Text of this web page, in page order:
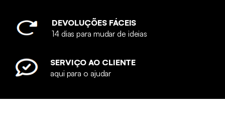
DEVOLUÇÕES FÁCEIS
14 dias para mudar de ideias
SERVIÇO AO CLIENTE
aqui para o ajudar